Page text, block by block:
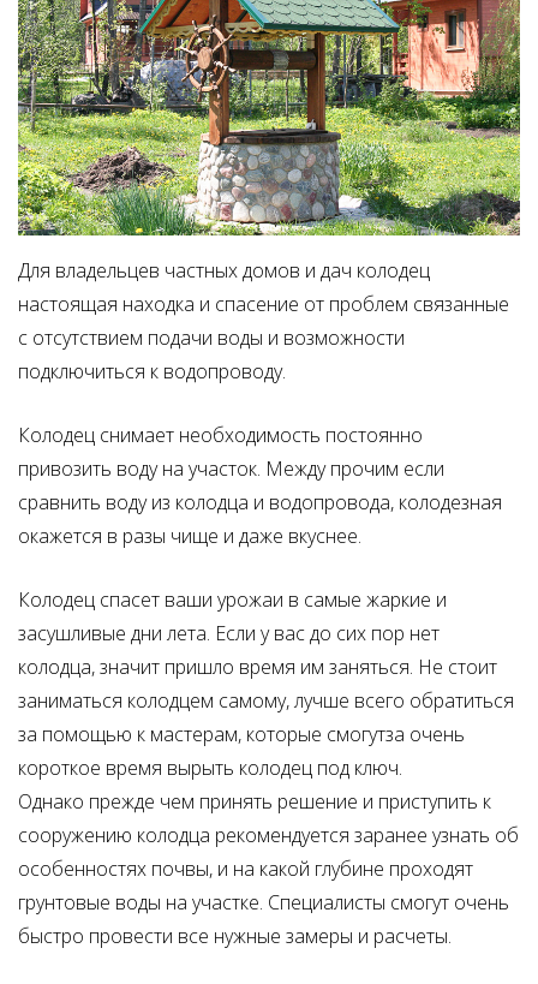
Для владельцев частных домов и дач колодец
настоящая находка и спасение от проблем связанные
с отсутствием подачи воды и возможности
подключиться к водопроводу.
Колодец снимает необходимость постоянно
привозить воду на участок. Между прочим если
сравнить воду из колодца и водопровода, колодезная
окажется в разы чище и даже вкуснее.
Колодец спасет ваши урожаи в самые жаркие и
засушливые дни лета. Если у вас до сих пор нет
колодца, значит пришло время им заняться. Не стоит
заниматься колодцем самому, лучше всего обратиться
за помощью к мастерам, которые смогутза очень
короткое время вырыть колодец под ключ.
Однако прежде чем принять решение и приступить к
сооружению колодца рекомендуется заранее узнать об
особенностях почвы, и на какой глубине проходят
грунтовые воды на участке. Специалисты смогут очень
быстро провести все нужные замеры и расчеты.